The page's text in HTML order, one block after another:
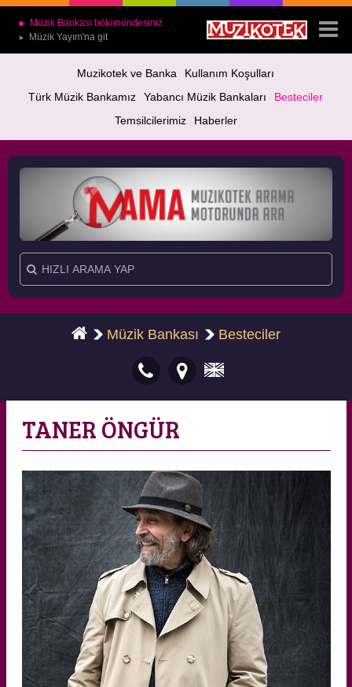
Müzik Bankası bölümündesiniz
➤ Müzik Yayım'na git
Muzikotek ve Banka
Kullanım Koşulları
Türk Müzik Bankamız
Yabancı Müzik Bankaları
Besteciler
Temsilcilerimiz
Haberler
Müzik Bankası Besteciler
TANER ÖNGÜR